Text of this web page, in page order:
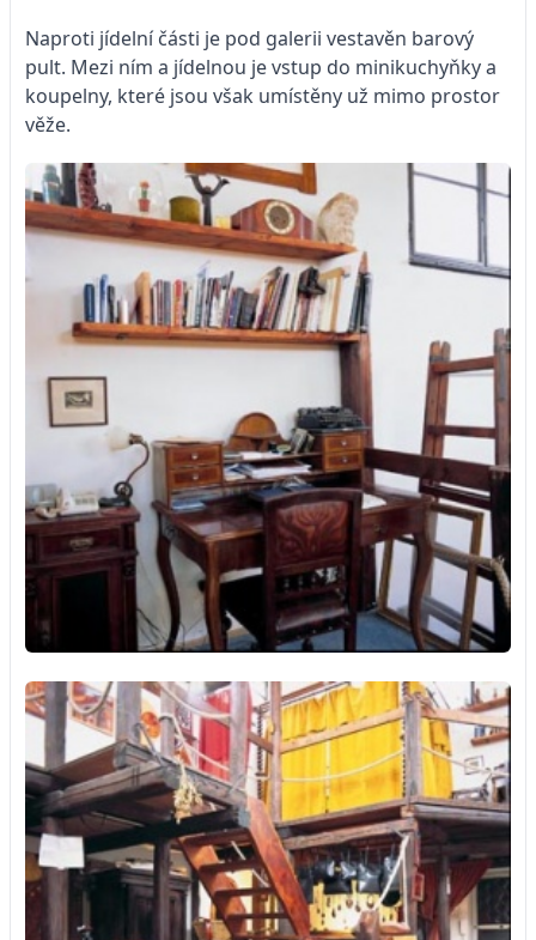
Naproti jídelní části je pod galerii vestavěn barový
pult. Mezi ním a jídelnou je vstup do minikuchyňky a
koupelny, které jsou však umístěny už mimo prostor
věže.